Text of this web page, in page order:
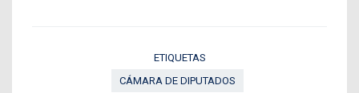
ETIQUETAS
CÁMARA DE DIPUTADOS